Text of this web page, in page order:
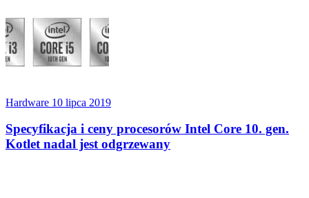
Hardware 10 lipca 2019
Specyfikacja i ceny procesorów Intel Core 10. gen.
Kotlet nadal jest odgrzewany